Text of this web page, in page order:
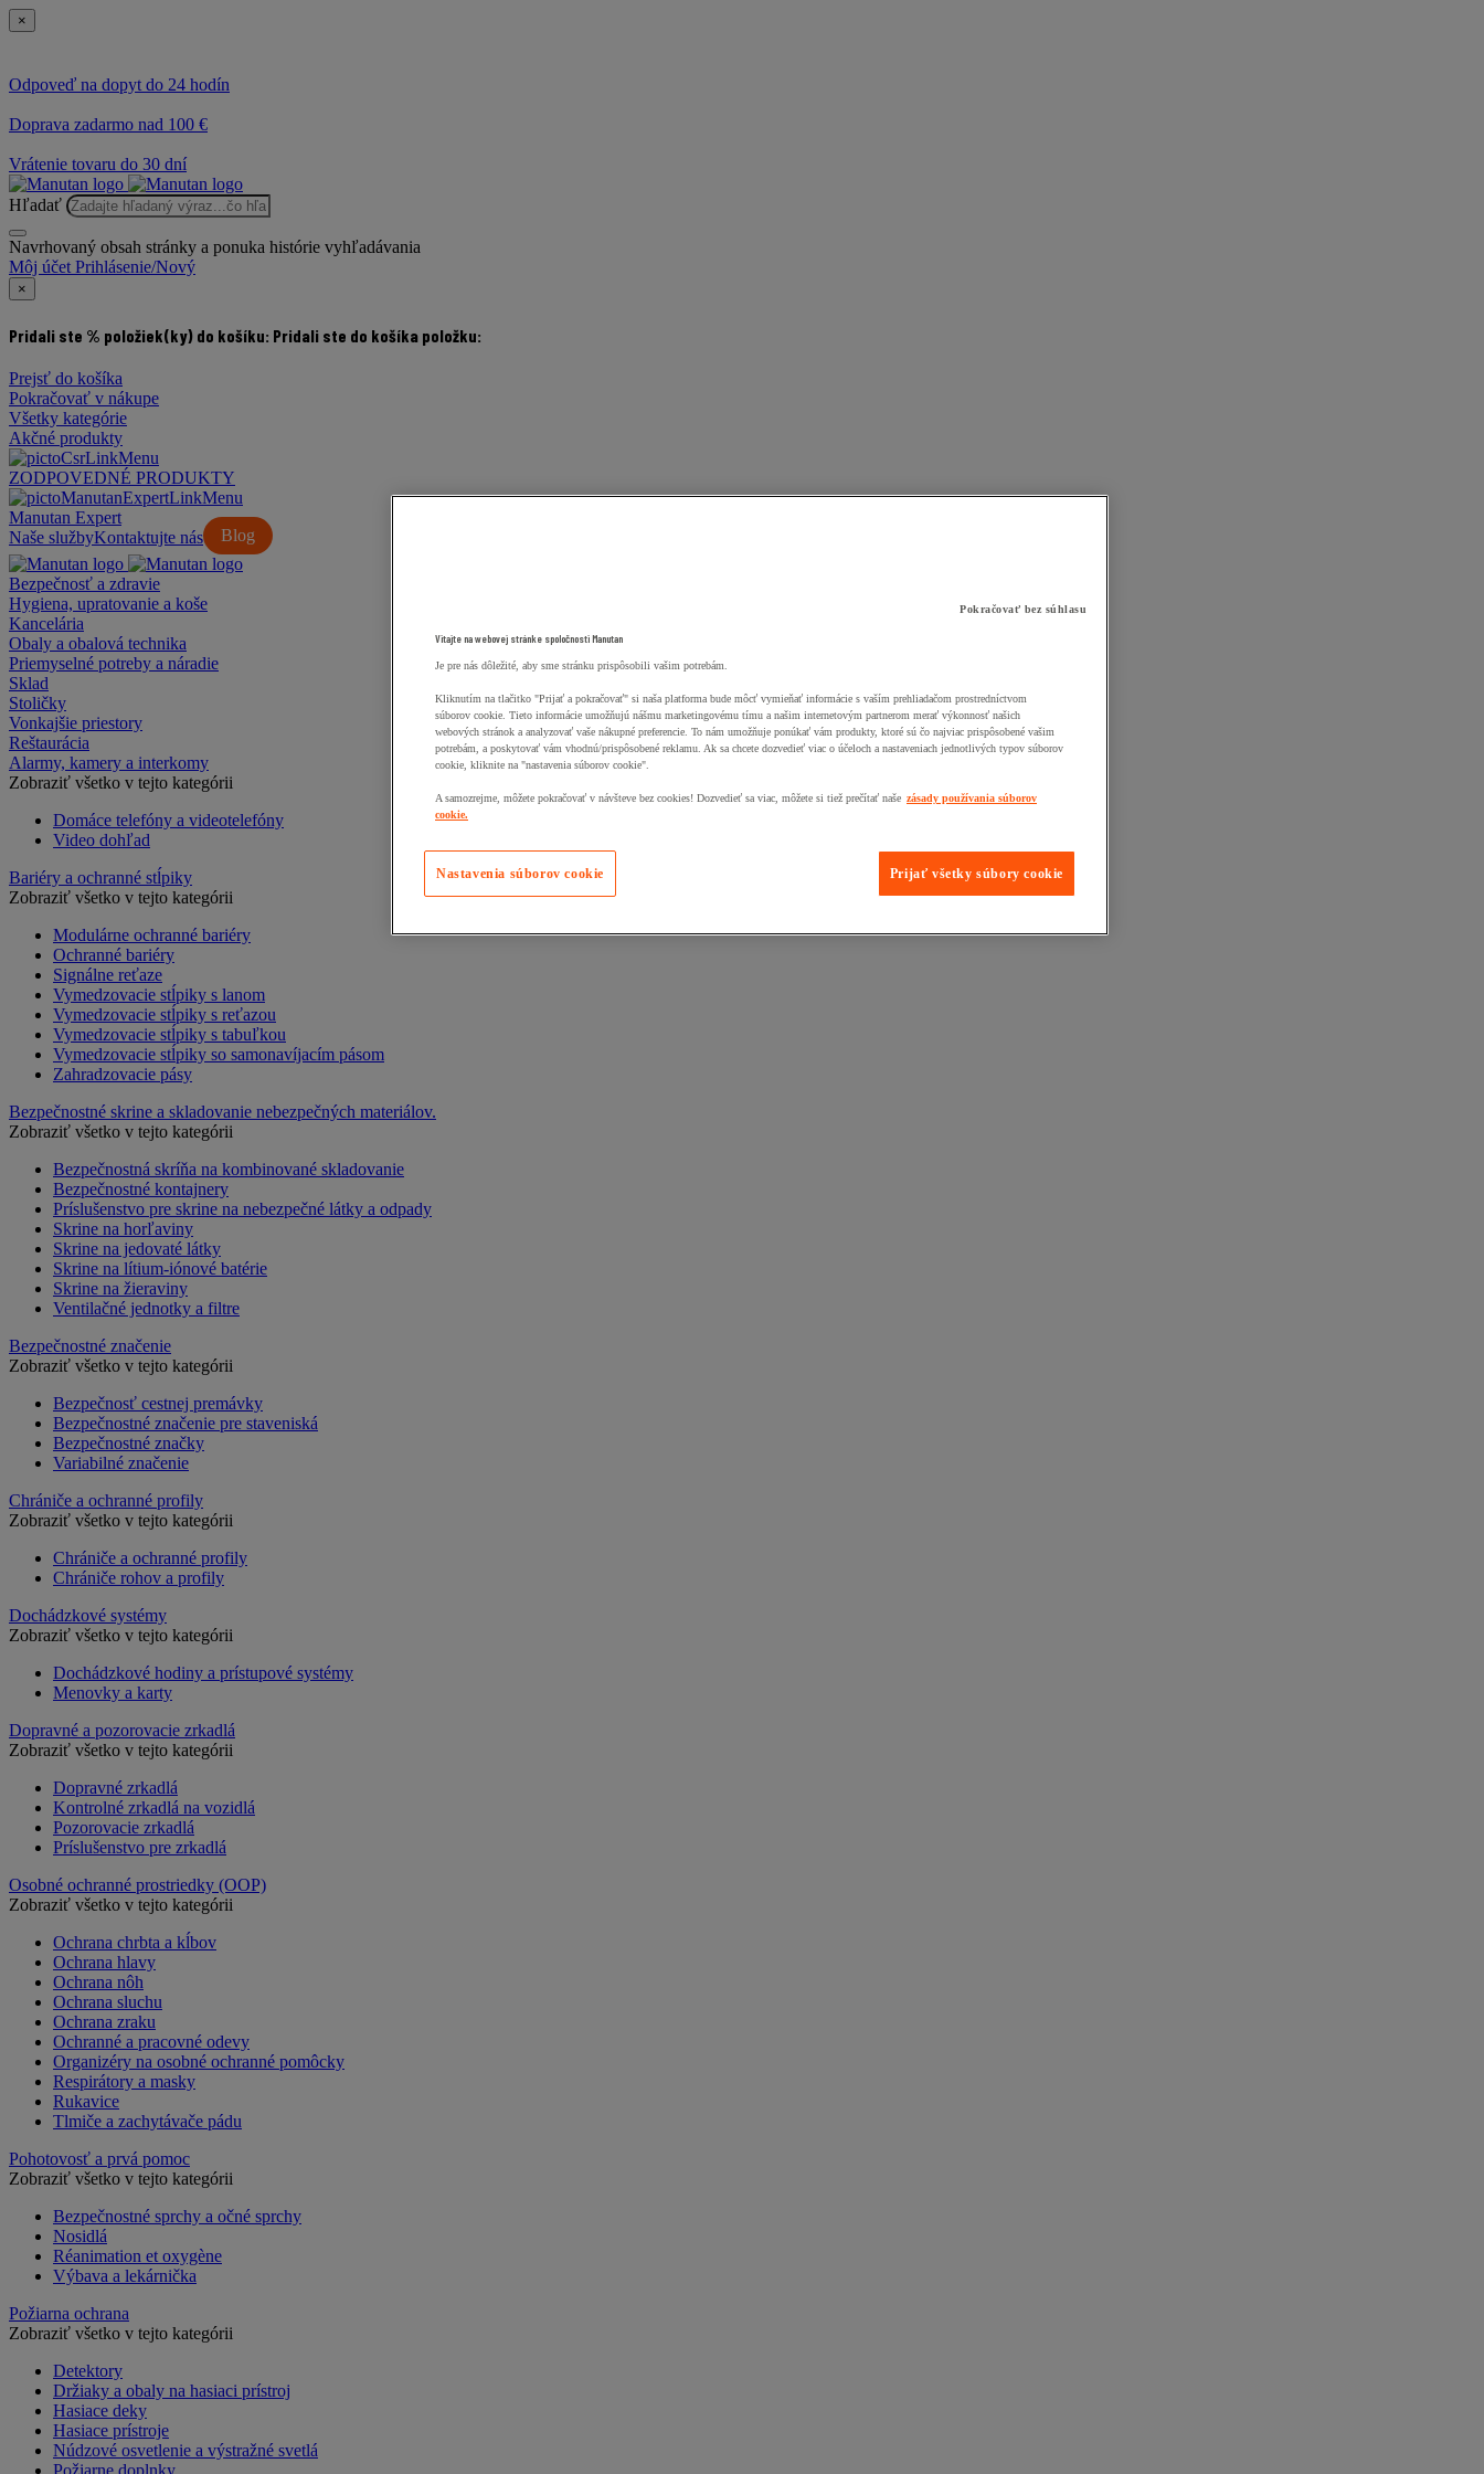
×
Odpoveď na dopyt do 24 hodín
Doprava zadarmo nad 100 €
Vrátenie tovaru do 30 dní
Hľadať
Navrhovaný obsah stránky a ponuka histórie vyhľadávania
Môj účet Prihlásenie/Nový
×
Pridali ste % položiek(ky) do košíku: Pridali ste do košíka položku:
Prejsť do košíka
Pokračovať v nákupe
Všetky kategórie
Akčné produkty
ZODPOVEDNÉ PRODUKTY
Manutan Expert
Naše služby
Blog
Kontaktujte nás
Bezpečnosť a zdravie
Hygiena, upratovanie a koše
Kancelária
Obaly a obalová technika
Priemyselné potreby a náradie
Sklad
Stoličky
Vonkajšie priestory
Reštaurácia
Alarmy, kamery a interkomy
Zobraziť všetko v tejto kategórii
Domáce telefóny a videotelefóny
Video dohľad
Bariéry a ochranné stĺpiky
Zobraziť všetko v tejto kategórii
Modulárne ochranné bariéry
Ochranné bariéry
Signálne reťaze
Vymedzovacie stĺpiky s lanom
Vymedzovacie stĺpiky s reťazou
Vymedzovacie stĺpiky s tabuľkou
Vymedzovacie stĺpiky so samonavíjacím pásom
Zahradzovacie pásy
Bezpečnostné skrine a skladovanie nebezpečných materiálov.
Zobraziť všetko v tejto kategórii
Bezpečnostná skríňa na kombinované skladovanie
Bezpečnostné kontajnery
Príslušenstvo pre skrine na nebezpečné látky a odpady
Skrine na horľaviny
Skrine na jedovaté látky
Skrine na lítium-iónové batérie
Skrine na žieraviny
Ventilačné jednotky a filtre
Bezpečnostné značenie
Zobraziť všetko v tejto kategórii
Bezpečnosť cestnej premávky
Bezpečnostné značenie pre staveniská
Bezpečnostné značky
Variabilné značenie
Chrániče a ochranné profily
Zobraziť všetko v tejto kategórii
Chrániče a ochranné profily
Chrániče rohov a profily
Dochádzkové systémy
Zobraziť všetko v tejto kategórii
Dochádzkové hodiny a prístupové systémy
Menovky a karty
Dopravné a pozorovacie zrkadlá
Zobraziť všetko v tejto kategórii
Dopravné zrkadlá
Kontrolné zrkadlá na vozidlá
Pozorovacie zrkadlá
Príslušenstvo pre zrkadlá
Osobné ochranné prostriedky (OOP)
Zobraziť všetko v tejto kategórii
Ochrana chrbta a kĺbov
Ochrana hlavy
Ochrana nôh
Ochrana sluchu
Ochrana zraku
Ochranné a pracovné odevy
Organizéry na osobné ochranné pomôcky
Respirátory a masky
Rukavice
Tlmiče a zachytávače pádu
Pohotovosť a prvá pomoc
Zobraziť všetko v tejto kategórii
Bezpečnostné sprchy a očné sprchy
Nosidlá
Réanimation et oxygène
Výbava a lekárnička
Požiarna ochrana
Zobraziť všetko v tejto kategórii
Detektory
Držiaky a obaly na hasiaci prístroj
Hasiace deky
Hasiace prístroje
Núdzové osvetlenie a výstražné svetlá
Pokračovať bez súhlasu
Vitajte na webovej stránke spoločnosti Manutan
Je pre nás dôležité, aby sme stránku prispôsobili vašim potrebám.
Kliknutím na tlačitko "Prijať a pokračovať" si naša platforma bude môcť vymieňať informácie s vaším prehliadačom prostredníctvom
súborov cookie. Tieto informácie umožňujú nášmu marketingovému tímu a našim internetovým partnerom merať výkonnosť našich
webových stránok a analyzovať vaše nákupné preferencie. To nám umožňuje ponúkať vám produkty, ktoré sú čo najviac prispôsobené vašim
potrebám, a poskytovať vám vhodnú/prispôsobené reklamu. Ak sa chcete dozvedieť viac o účeloch a nastaveniach jednotlivých typov súborov
cookie, kliknite na "nastavenia súborov cookie".
A samozrejme, môžete pokračovať v návšteve bez cookies! Dozvedieť sa viac, môžete si tiež prečítať naše zásady používania súborov
cookie.
Prijať všetky súbory cookie
Nastavenia súborov cookie